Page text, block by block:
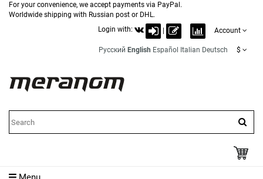
For your convenience, we accept payments via PayPal.
Worldwide shipping with Russian post or DHL.
Login with:
Account
Русский English Español Italian Deutsch $